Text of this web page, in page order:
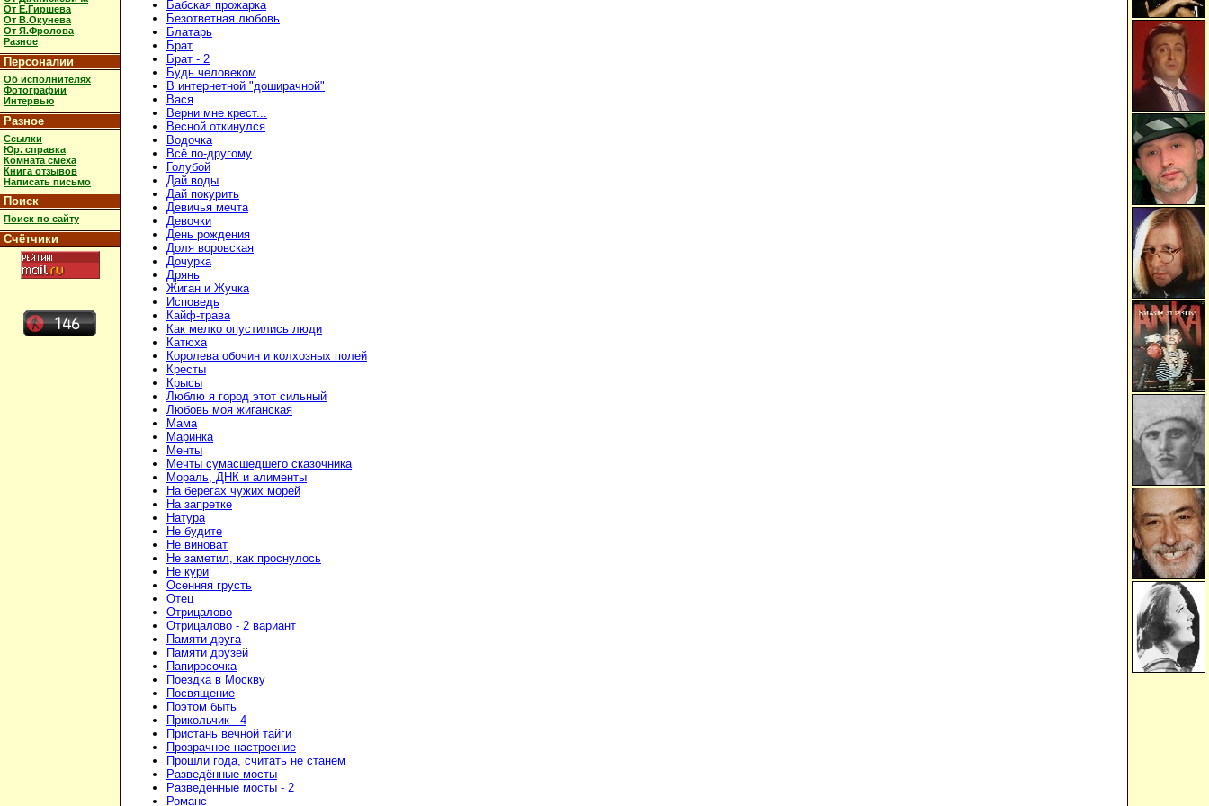
От Е.Гиршева
От В.Окунева
От Я.Фролова
Разное
Персоналии
Об исполнителях
Фотографии
Интервью
Разное
Ссылки
Юр. справка
Комната смеха
Книга отзывов
Написать письмо
Поиск
Поиск по сайту
Счётчики
Бабская прожарка
Безответная любовь
Блатарь
Брат
Брат - 2
Будь человеком
В интернетной "доширачной"
Вася
Верни мне крест...
Весной откинулся
Водочка
Всё по-другому
Голубой
Дай воды
Дай покурить
Девичья мечта
Девочки
День рождения
Доля воровская
Дочурка
Дрянь
Жиган и Жучка
Исповедь
Кайф-трава
Как мелко опустились люди
Катюха
Королева обочин и колхозных полей
Кресты
Крысы
Люблю я город этот сильный
Любовь моя жиганская
Мама
Маринка
Менты
Мечты сумасшедшего сказочника
Мораль, ДНК и алименты
На берегах чужих морей
На запретке
Натура
Не будите
Не виноват
Не заметил, как проснулось
Не кури
Осенняя грусть
Отец
Отрицалово
Отрицалово - 2 вариант
Памяти друга
Памяти друзей
Папиросочка
Поездка в Москву
Посвящение
Поэтом быть
Прикольчик - 4
Пристань вечной тайги
Прозрачное настроение
Прошли года, считать не станем
Разведённые мосты
Разведённые мосты - 2
Романс